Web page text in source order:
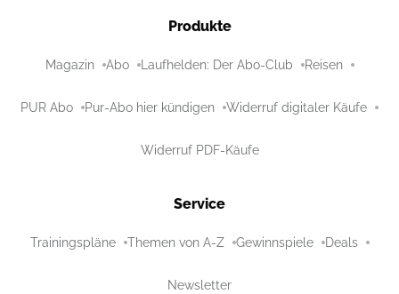
Produkte
Magazin Abo Laufhelden: Der Abo-Club Reisen
PUR Abo Pur-Abo hier kündigen Widerruf digitaler Käufe
Widerruf PDF-Käufe
Service
Trainingspläne Themen von A-Z Gewinnspiele Deals
Newsletter